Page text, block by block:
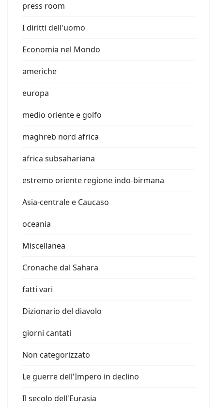
press room
I diritti dell'uomo
Economia nel Mondo
americhe
europa
medio oriente e golfo
maghreb nord africa
africa subsahariana
estremo oriente regione indo-birmana
Asia-centrale e Caucaso
oceania
Miscellanea
Cronache dal Sahara
fatti vari
Dizionario del diavolo
giorni cantati
Non categorizzato
Le guerre dell'Impero in declino
Il secolo dell'Eurasia